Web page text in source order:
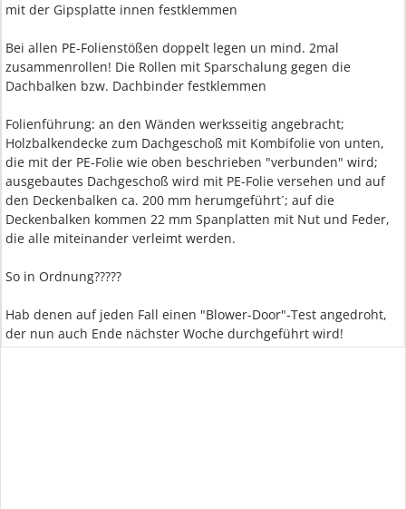
mit der Gipsplatte innen festklemmen
Bei allen PE-Folienstößen doppelt legen un mind. 2mal
zusammenrollen! Die Rollen mit Sparschalung gegen die
Dachbalken bzw. Dachbinder festklemmen
Folienführung: an den Wänden werksseitig angebracht;
Holzbalkendecke zum Dachgeschoß mit Kombifolie von unten,
die mit der PE-Folie wie oben beschrieben "verbunden" wird;
ausgebautes Dachgeschoß wird mit PE-Folie versehen und auf
den Deckenbalken ca. 200 mm herumgeführt´; auf die
Deckenbalken kommen 22 mm Spanplatten mit Nut und Feder,
die alle miteinander verleimt werden.
So in Ordnung?????
Hab denen auf jeden Fall einen "Blower-Door"-Test angedroht,
der nun auch Ende nächster Woche durchgeführt wird!